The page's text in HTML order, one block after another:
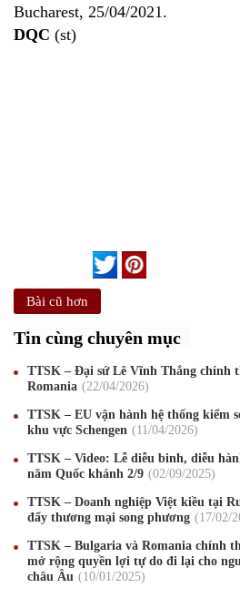
Bucharest, 25/04/2021.
DQC (st)
Bài cũ hơn
Tin cùng chuyên mục
TTSK – Đại sứ Lê Vĩnh Thắng chính
Romania
22/04/2026
TTSK – EU vận hành hệ thống kiểm
khu vực Schengen
11 /04/2026
TTSK – Video: Lễ diễu binh, diễu
năm Quốc khánh 2/9
02/09/2025
TTSK – Doanh nghiệp Việt kiều tại
đẩy thương mại song phương
17/02/
TTSK – Bulgaria và Romania chính
mở rộng quyền lợi tự do đi lại cho
châu Âu
10/01 /2025